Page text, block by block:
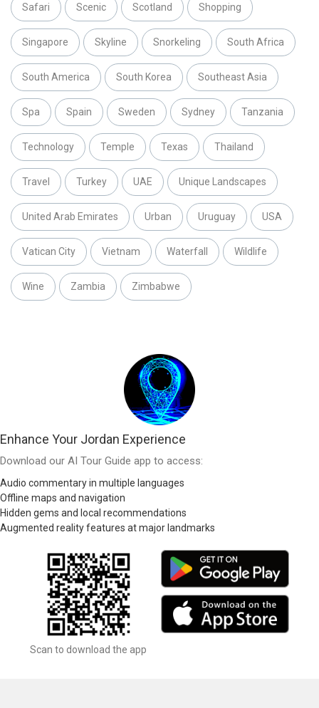
Safari Scenic Scotland Shopping
Singapore Skyline Snorkeling South Africa
South America South Korea Southeast Asia
Spa Spain Sweden Sydney Tanzania
Technology Temple Texas Thailand
Travel Turkey UAE Unique Landscapes
United Arab Emirates Urban Uruguay USA
Vatican City Vietnam Waterfall Wildlife
Wine Zambia Zimbabwe
Enhance Your Jordan Experience
Download our AI Tour Guide app to access:
Audio commentary in multiple languages
Offline maps and navigation
Hidden gems and local recommendations
Augmented reality features at major landmarks
Scan to download the app